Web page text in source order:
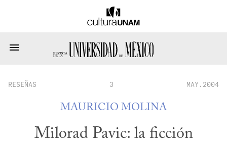
RESEÑAS 3 MAY.2004
MAURICIO MOLINA
Milorad Pavic: la ficción